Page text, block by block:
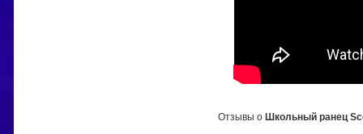
Отзывы о Школьный ранец